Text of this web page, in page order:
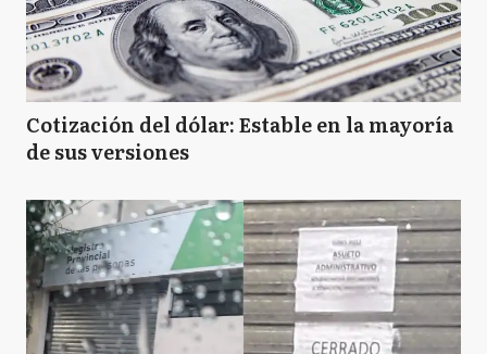
Cotización del dólar: Estable en la mayoría
de sus versiones